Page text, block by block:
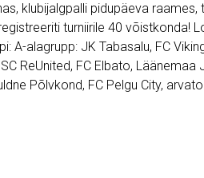
klubijalgpalli pidupäeva raames,
turniirile 40 võistkonda!
alagrupp: JK Tabasalu, FC
ReUnited, FC Elbato, Läänemaa
Põlvkond, FC Pelgu City, arvato